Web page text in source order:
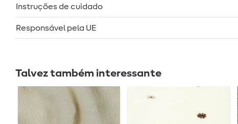
Instruções de cuidado
Responsável pela UE
Talvez também interessante